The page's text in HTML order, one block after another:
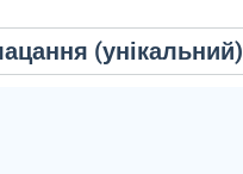
(унікальний)